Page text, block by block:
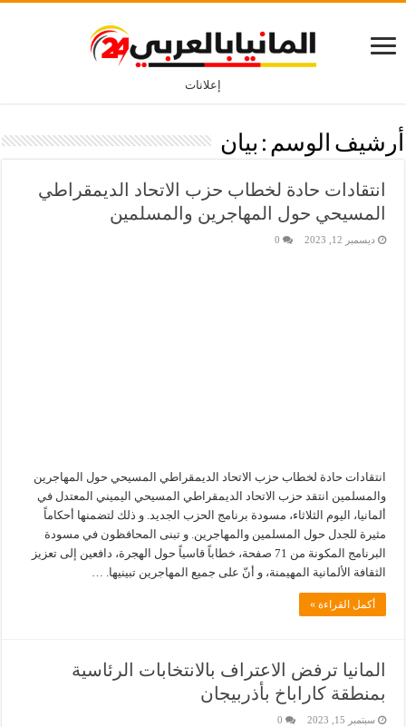
إعلانات
أرشيف الوسم : بيان
انتقادات حادة لخطاب حزب الاتحاد الديمقراطي
المسيحي حول المهاجرين والمسلمين
ديسمبر 12, 2023 0
انتقادات حادة لخطاب حزب الاتحاد الديمقراطي المسيحي حول المهاجرين
والمسلمين انتقد حزب الاتحاد الديمقراطي المسيحي اليميني المعتدل في
ألمانيا، اليوم الثلاثاء، مسودة برنامج الحزب الجديد. و ذلك لتضمنها أحكاماً
مثيرة للجدل حول المسلمين والمهاجرين. و تبنى المحافظون في مسودة
البرنامج المكونة من 71 صفحة، خطاباً قاسياً حول الهجرة، دافعين إلى تعزيز
الثقافة الألمانية المهيمنة، و أنّ على جميع المهاجرين تبينيها. …
أكمل القراءة »
المانيا ترفض الاعتراف بالانتخابات الرئاسية
بمنطقة كاراباخ بأذربيجان
سبتمبر 15, 2023 0